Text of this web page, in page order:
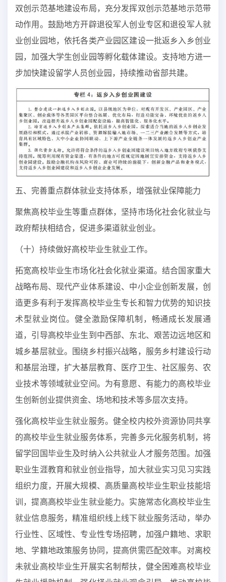
双创示范基地建设布局，充分发挥双创示范基地示范带
动作用。鼓励地方开辟退役军人创业专区和退役军人就
业创业园地，依托各类产业园区建设一批返乡入乡创业
园，加强大学生创业园等孵化载体建设。支持地方进一
步加快建设留学人员创业园，持续推动省部共建。
五、完善重点群体就业支持体系，增强就业保障能力
聚焦高校毕业生等重点群体，坚持市场化社会化就业与
政府帮扶相结合，促进多渠道就业创业。
（十）持续做好高校毕业生就业工作。
拓宽高校毕业生市场化社会化就业渠道。结合国家重大
战略布局、现代产业体系建设、中小企业创新发展，创
造更多有利于发挥高校毕业生专长和智力优势的知识技
术型就业岗位。健全激励保障机制，畅通成长发展通
道，引导高校毕业生到中西部、东北、艰苦边远地区和
城乡基层就业。围绕乡村振兴战略，服务乡村建设行动
和基层治理，扩大基层教育、医疗卫生、社区服务、农
业技术等领域就业空间。为有意愿、有能力的高校毕业
生创新创业提供资金、场地和技术等多层次支持。
强化高校毕业生就业服务。健全校内校外资源协同共享
的高校毕业生就业服务体系，完善多元化服务机制，将
留学回国毕业生及时纳入公共就业人才服务范围。加强
职业生涯教育和就业创业指导，加大就业实习见习实践
组织力度，开展大规模、高质量高校毕业生职业技能培
训，提高高校毕业生就业能力。实施常态化高校毕业生
就业信息服务，精准组织线上线下就业服务活动，举办
行业性、区域性、专业性专场招聘，加强户籍地、求职
地、学籍地政策服务协同，提高供需匹配效率。对离校
未就业高校毕业生开展实名制帮扶，健全困难高校毕业